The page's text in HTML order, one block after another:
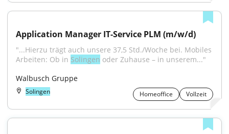
Application Manager IT-Service PLM (m/w/d)
"...Hierzu trägt auch unsere 37,5 Std./Woche bei. Mobiles
Arbeiten: Ob in Solingen oder Zuhause – in unserem..."
Walbusch Gruppe
Solingen Homeoffice Vollzeit